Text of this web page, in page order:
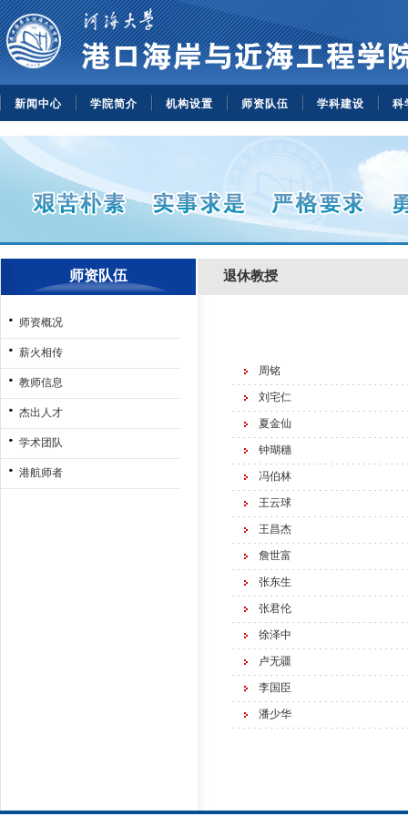
新闻中心 学院简介 机构设置 师资队伍 学科建设 科
师资队伍
师资概况
薪火相传
教师信息
杰出人才
学术团队
港航师者
退休教授
周铭
刘宅仁
夏金仙
钟瑚穗
冯伯林
王云球
王昌杰
詹世富
张东生
张君伦
徐泽中
卢无疆
李国臣
潘少华